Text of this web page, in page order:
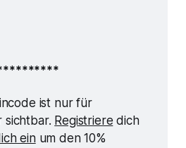
ist nur für
sichtbar. Registriere dich
ein um den 10%